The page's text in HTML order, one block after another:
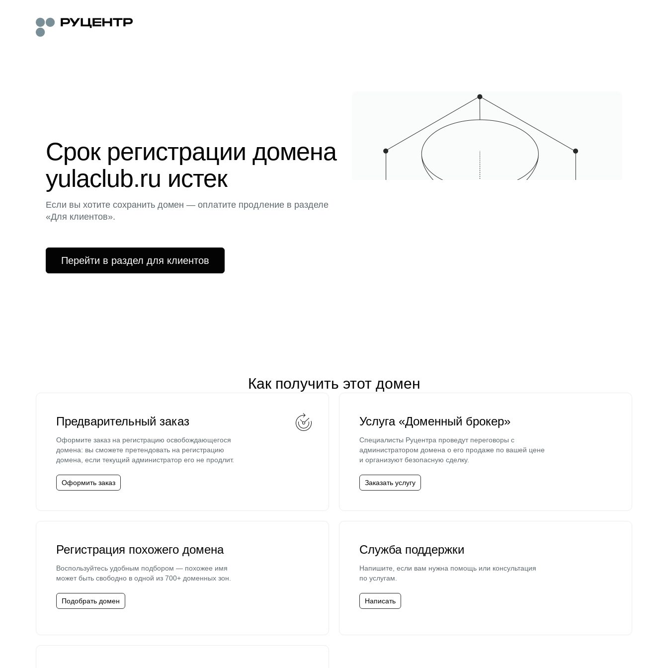
Срок регистрации домена
yulaclub.ru истек
Если вы хотите сохранить домен — оплатите продление в разделе
«Для клиентов».
Перейти в раздел для клиентов
Как получить этот домен
Предварительный заказ
Оформите заказ на регистрацию освобождающегося
домена: вы сможете претендовать на регистрацию
домена, если текущий администратор его не продлит.
Оформить заказ
Услуга «Доменный брокер»
Специалисты Руцентра проведут переговоры с
администратором домена о его продаже по вашей цене
и организуют безопасную сделку.
Заказать услугу
Регистрация похожего домена
Воспользуйтесь удобным подбором — похожее имя
может быть свободно в одной из 700+ доменных зон.
Подобрать домен
Служба поддержки
Напишите, если вам нужна помощь или консультация
по услугам.
Написать